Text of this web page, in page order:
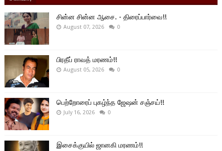
சின்ன சின்ன ஆசை. - திரைப்பார்வை!!
August 07, 2026 0
பிரதீப் ராவத் மரணம்!!
August 05, 2026 0
பெற்றோரைப் புகழ்ந்த ஜேஷன் சஞ்சய்!!
July 16, 2026 0
இசைக்குயில் ஜானகி மரணம்!!